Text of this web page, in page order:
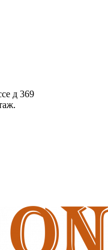
д 369